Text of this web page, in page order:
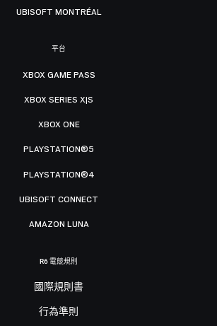
UBISOFT MONTRÉAL
平台
XBOX GAME PASS
XBOX SERIES X|S
XBOX ONE
PLAYSTATION®5
PLAYSTATION®4
UBISOFT CONNECT
AMAZON LUNA
R6 電競規則
國際規則書
行為準則